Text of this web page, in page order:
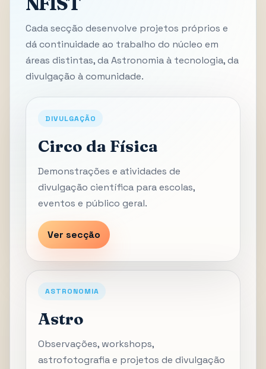
Cada secção desenvolve projetos próprios e
dá continuidade ao trabalho do núcleo em
áreas distintas, da Astronomia à tecnologia, da
divulgação à comunidade.
DIVULGAÇÃO
Circo da Física
Demonstrações e atividades de
divulgação científica para escolas,
eventos e público geral.
Ver secção
ASTRONOMIA
Astro
Observações, workshops,
astrofotografia e projetos de divulgação